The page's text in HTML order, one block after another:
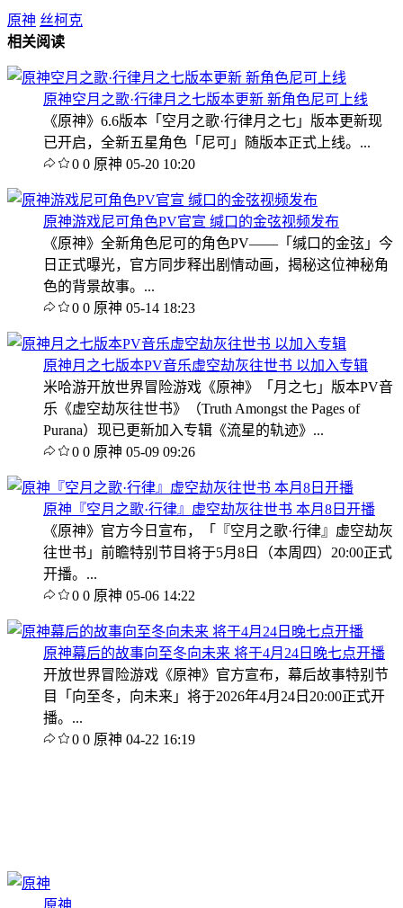
原神 丝柯克
相关阅读
原神空月之歌·行律月之七版本更新 新角色尼可上线
《原神》6.6版本「空月之歌·行律月之七」版本更新现
已开启，全新五星角色「尼可」随版本正式上线。...
0 0 原神 05-20 10:20
原神游戏尼可角色PV官宣 缄口的金弦视频发布
《原神》全新角色尼可的角色PV——「缄口的金弦」今
日正式曝光，官方同步释出剧情动画，揭秘这位神秘角
色的背景故事。...
0 0 原神 05-14 18:23
原神月之七版本PV音乐虚空劫灰往世书 以加入专辑
米哈游开放世界冒险游戏《原神》「月之七」版本PV音
乐《虚空劫灰往世书》（Truth Amongst the Pages of
Purana）现已更新加入专辑《流星的轨迹》...
0 0 原神 05-09 09:26
原神『空月之歌·行律』虚空劫灰往世书 本月8日开播
《原神》官方今日宣布，「『空月之歌·行律』虚空劫灰
往世书」前瞻特别节目将于5月8日（本周四）20:00正式
开播。...
0 0 原神 05-06 14:22
原神幕后的故事向至冬向未来 将于4月24日晚七点开播
开放世界冒险游戏《原神》官方宣布，幕后故事特别节
目「向至冬，向未来」将于2026年4月24日20:00正式开
播。...
0 0 原神 04-22 16:19